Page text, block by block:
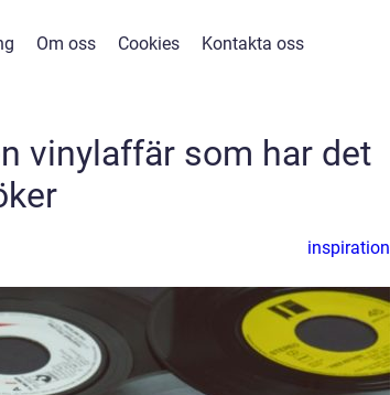
Om oss Cookies Kontakta oss
vinylaffär som har det
inspiration